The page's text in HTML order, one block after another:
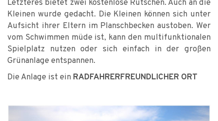
Letzteres bietet zwei kostenlose Rutschen. Auch an die
Kleinen wurde gedacht. Die Kleinen können sich unter
Aufsicht ihrer Eltern im Planschbecken austoben. Wer
vom Schwimmen müde ist, kann den multifunktionalen
Spielplatz nutzen oder sich einfach in der großen
Grünanlage entspannen.
Die Anlage ist ein RADFAHRERFREUNDLICHER ORT